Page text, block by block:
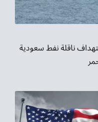
ناقلة نفط سعودية